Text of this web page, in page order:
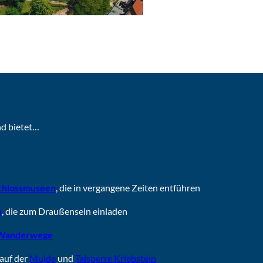
d
o
b
p
i
e
bietet…
, die in vergangene Zeiten entführen
, die zum Draußensein einladen
auf der Mulde und Talsperre Kriebstein